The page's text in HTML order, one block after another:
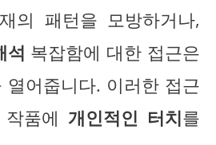
의 패턴을 모방하거나,
석 복잡함에 대한 접근은
열어줍니다. 이러한 접근
품에 개인적인 터치를